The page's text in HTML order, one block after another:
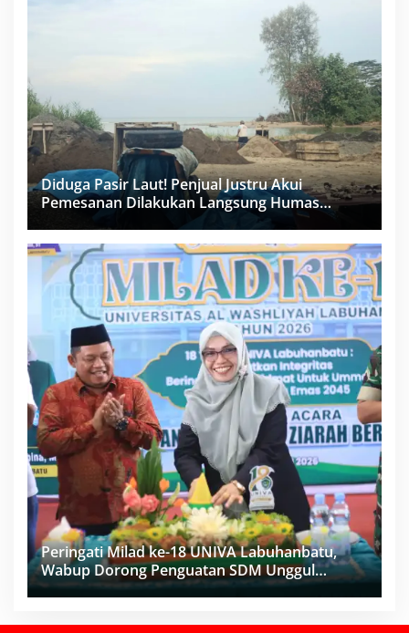
Diduga Pasir Laut! Penjual Justru Akui
Pemesanan Dilakukan Langsung Humas
Peringati Milad ke-18 UNIVA Labuhanbatu,
Wabup Dorong Penguatan SDM Unggul
Menuju Indonesia Emas 2045